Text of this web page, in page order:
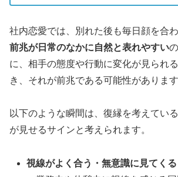
社内恋愛では、別れた後も毎日顔を合わ
前兆が日常のなかに自然と表れやすい
に、相手の態度や行動に変化が見られ
き、それが前兆である可能性があります
以下のような瞬間は、復縁を考えてい
が見せるサインと考えられます。
視線がよく合う・無意識に見てくる